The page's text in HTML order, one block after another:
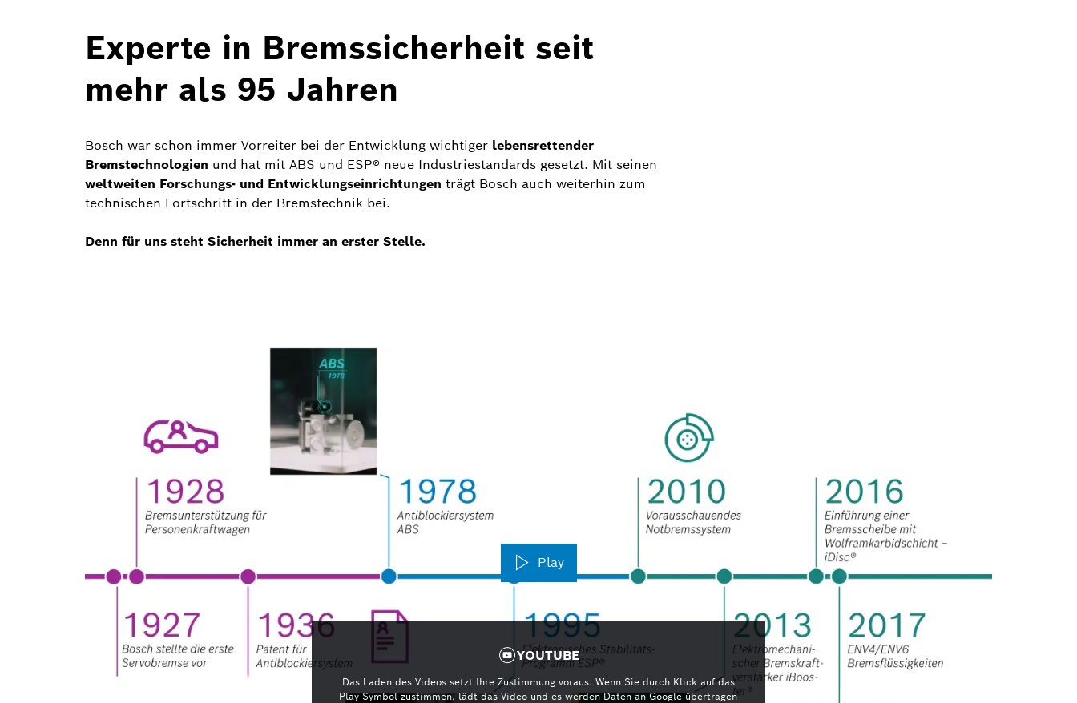
Experte in Bremssicherheit seit
mehr als 95 Jahren
Bosch war schon immer Vorreiter bei der Entwicklung wichtiger lebensrettender
Bremstechnologien und hat mit ABS und ESP® neue Industriestandards gesetzt. Mit seinen
weltweiten Forschungs- und Entwicklungseinrichtungen trägt Bosch auch weiterhin zum
technischen Fortschritt in der Bremstechnik bei.
Denn für uns steht Sicherheit immer an erster Stelle.
Play
YOUTUBE
Das Laden des Videos setzt Ihre Zustimmung voraus. Wenn Sie durch Klick auf das
Play-Symbol zustimmen, lädt das Video und es werden Daten an Google übertragen